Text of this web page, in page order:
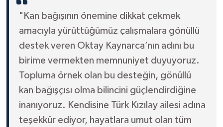
"Kan bağışının önemine dikkat çekmek
amacıyla yürüttüğümüz çalışmalara gönüllü
destek veren Oktay Kaynarca’nın adını bu
birime vermekten memnuniyet duyuyoruz.
Topluma örnek olan bu desteğin, gönüllü
kan bağışçısı olma bilincini güçlendirdiğine
inanıyoruz. Kendisine Türk Kızılay ailesi adına
teşekkür ediyor, hayatlara umut olan tüm